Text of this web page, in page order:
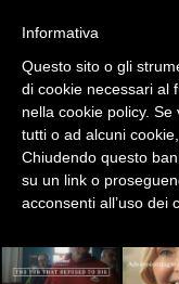
CINEMA
DIGITALE
EDITORIA
RADIO / AUDIO
Informativa
Questo sito o gli
di cookie necessari al
nella cookie policy.
tutti o ad alcuni
Chiudendo questo
su un link o
acconsenti all’uso dei